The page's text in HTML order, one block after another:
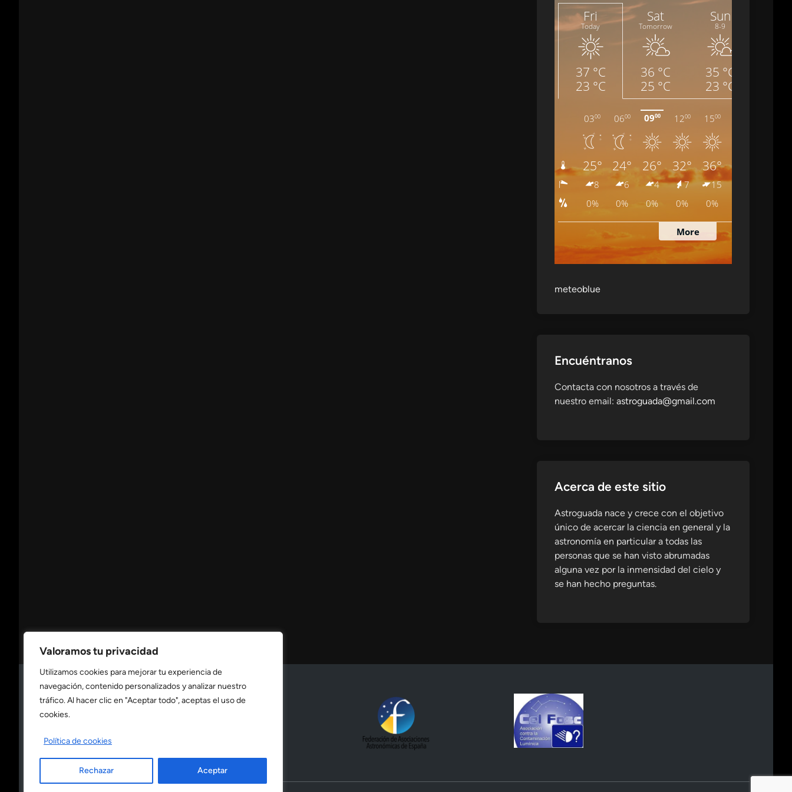
Valoramos tu privacidad
Utilizamos cookies para mejorar tu experiencia de
navegación, contenido personalizados y analizar nuestro
tráfico. Al hacer clic en "Aceptar todo", aceptas el uso de
cookies.
Política de cookies
Rechazar Aceptar
meteoblue
Encuéntranos
Contacta con nosotros a través de
nuestro email: astroguada@gmail.com
Acerca de este sitio
Astroguada nace y crece con el objetivo
único de acercar la ciencia en general y la
astronomía en particular a todas las
personas que se han visto abrumadas
alguna vez por la inmensidad del cielo y
se han hecho preguntas.
Consulta nuestrapolítica de privacidad